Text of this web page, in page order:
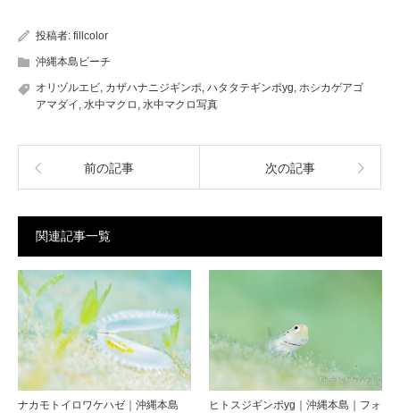
投稿者: fillcolor
沖縄本島ビーチ
オリヅルエビ, カザハナニジギンポ, ハタタテギンポyg, ホシカゲアゴ
アマダイ , 水中マクロ , 水中マクロ写真
前の記事 次の記事
関連記事一覧
ナカモトイロワケハゼ｜沖縄本島 ヒトスジギンポyg｜沖縄本島｜フォ